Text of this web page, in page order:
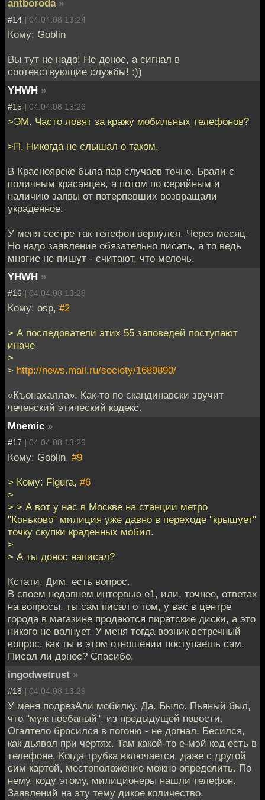
antboroda »
#14 | 04.04.08 13:24
Кому: Goblin
Вы тут не надо! Не донос, а сигнал в
соотевствующие службы! :))
YHWH »
#15 | 04.04.08 13:26
>ЭМ. Часто ловят за кражу мобильных телефонов?
>П. Никогда не слышал о таком.
В Красноярске была пар случаев точно. Брали с
поличным красавцев, а потом по серийным и
наличию заявы от потерпевших возвращали
украденное.
У меня сестре так телефон вернулся. Через месяц.
Но надо заявление обязательно писать, а то ведь
многие не пишут - считают, что мелочь.
YHWH »
#16 | 04.04.08 13:28
Кому: osp, #2
> А последователи этих 55 заповедей поступают
иначе
>
> http://news.mail.ru/society/1689890/
«Къонахалла». Как-то по скандинавски звучит
чеченский этический кодекс.
Mnemic »
#17 | 04.04.08 13:29
Кому: Goblin, #9
> Кому: Figura, #6
>
> > А вот у нас в Москве на станции метро
"Коньково" милиция уже давно в переходе "крышует"
точку скупки краденных мобил.
>
> А ты донос написал?
Кстати, Дим, есть вопрос.
В своем недавнем интервью е1, или, точнее, ответах
на вопросы, ты сам писал о том, у вас в центре
города в магазине продаются пиратские диски, а это
никого не волнует. У меня тогда возник встречный
вопрос, как ты в этом отношении поступаешь сам.
Писал ли донос? Спасибо.
ingodwetrust »
#18 | 04.04.08 13:29
У меня подрезАли мобилку. Да. Было. Пьяный был,
что "муж поёбаный", из предыдущей новости.
Огалтело бросился в погоню - не догнал. Бесился,
как дьявол при чертях. Там какой-то е-мэй код есть в
телефоне. Когда трубка включается, даже с другой
сим картой, местоположение можно определить. По
нему, коду этому, милиционеры нашли телефон.
Заявлений на эту тему дикое количество.